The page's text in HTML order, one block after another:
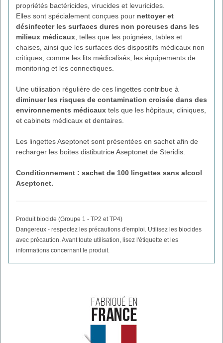
propriétés bactéricides, virucides et levuricides.
Elles sont spécialement conçues pour nettoyer et
désinfecter les surfaces dures non poreuses dans les
milieux médicaux, telles que les poignées, tables et
chaises, ainsi que les surfaces des dispositifs médicaux non
critiques, comme les lits médicalisés, les équipements de
monitoring et les connectiques.
Une utilisation régulière de ces lingettes contribue à
diminuer les risques de contamination croisée dans des
environnements médicaux tels que les hôpitaux, cliniques,
et cabinets médicaux et dentaires.
Les lingettes Aseptonet sont présentées en sachet afin de
recharger les boites distibutrice Aseptonet de Steridis.
Conditionnement : sachet de 100 lingettes sans alcool
Aseptonet.
Produit biocide (Groupe 1 - TP2 et TP4)
Dangereux - respectez les précautions d'emploi. Utilisez les biocides
avec précaution. Avant toute utilisation, lisez l'étiquette et les
informations concernant le produit.